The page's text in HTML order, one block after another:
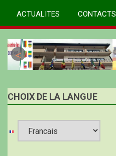
ACTUALITES CONTACTS
CHOIX DE LA LANGUE